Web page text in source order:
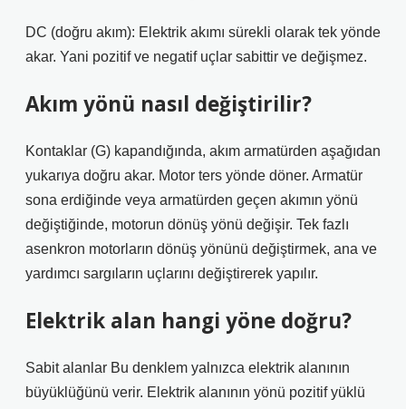
DC (doğru akım): Elektrik akımı sürekli olarak tek yönde
akar. Yani pozitif ve negatif uçlar sabittir ve değişmez.
Akım yönü nasıl değiştirilir?
Kontaklar (G) kapandığında, akım armatürden aşağıdan
yukarıya doğru akar. Motor ters yönde döner. Armatür
sona erdiğinde veya armatürden geçen akımın yönü
değiştiğinde, motorun dönüş yönü değişir. Tek fazlı
asenkron motorların dönüş yönünü değiştirmek, ana ve
yardımcı sargıların uçlarını değiştirerek yapılır.
Elektrik alan hangi yöne doğru?
Sabit alanlar Bu denklem yalnızca elektrik alanının
büyüklüğünü verir. Elektrik alanının yönü pozitif yüklü